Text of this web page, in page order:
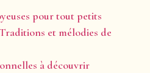
pour tout petits
et mélodies de
à découvrir